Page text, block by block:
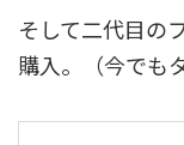
そして二代目の
購入。（今でも